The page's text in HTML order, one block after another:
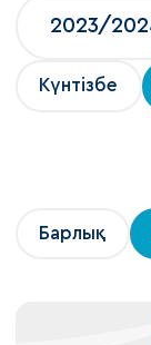
Күнтізбе
2023/
Барлық